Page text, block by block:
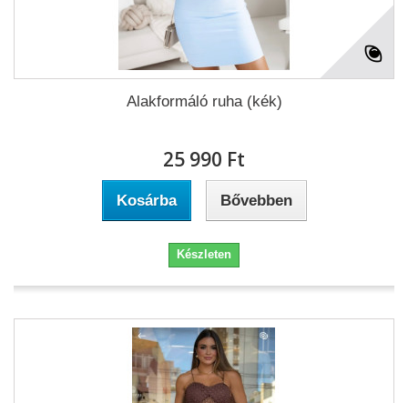
Alakformáló ruha (kék)
25 990 Ft‎
Kosárba Bővebben
Készleten